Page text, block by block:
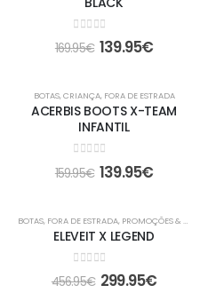
0 out of 5
169.95€ 139.95€
BOTAS,CRIANÇA, FORA DE ESTRADA
ACERBIS BOOTS X-TEAM
INFANTIL
out of 5
159.95€ 139.95€
BOTAS, FORA DE ESTRADA, PROMOÇÕES & OFERTAS
ELEVEIT X LEGEND
out of 5
456.95€ 299.95€